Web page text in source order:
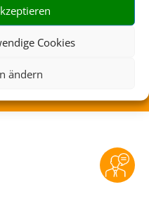
Cookies
ändern